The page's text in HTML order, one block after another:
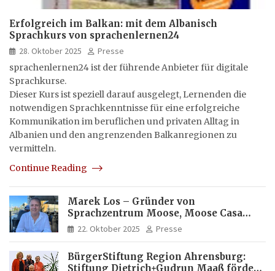
Erfolgreich im Balkan: mit dem Albanisch
Sprachkurs von sprachenlernen24
28. Oktober 2025
Presse
sprachenlernen24 ist der führende Anbieter für digitale
Sprachkurse.
Dieser Kurs ist speziell darauf ausgelegt, Lernenden die
notwendigen Sprachkenntnisse für eine erfolgreiche
Kommunikation im beruflichen und privaten Alltag in
Albanien und den angrenzenden Balkanregionen zu
vermitteln.
Continue Reading
Marek Los – Gründer von
Sprachzentrum Moose, Moose Casa
Italia und Apartamento Brasil |
Internationaler Experte für Bildung
22. Oktober 2025 Presse
BürgerStiftung Region Ahrensburg:
Stiftung Dietrich+Gudrun Maaß fördert